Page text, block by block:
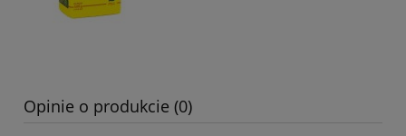
Opinie o produkcie (0)